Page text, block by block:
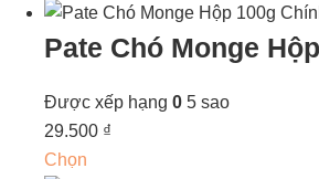
Pate Chó Monge
Được xếp hạng 0 5 sao
29.500 ₫
Chọn